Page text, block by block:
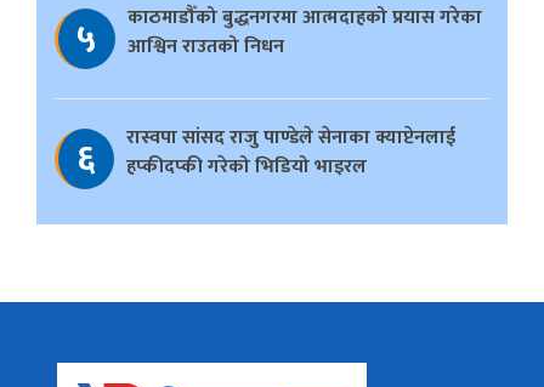
५
काठमाडौँको बुद्धनगरमा आत्मदाहको प्रयास गरेका
आश्विन राउतको निधन
६
रास्वपा सांसद राजु पाण्डेले सेनाका क्याप्टेनलाई
हप्कीदप्की गरेको भिडियो भाइरल